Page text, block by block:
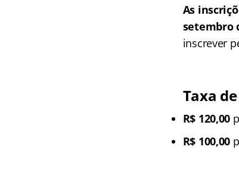
As
setembro
inscrever
Taxa
R$ 120,00
R$ 100,00